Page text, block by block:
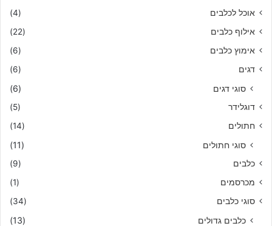
אוכל לכלבים
(4)
אילוף כלבים
(22)
אימוץ כלבים
(6)
דגים
(6)
סוגי דגים (6)
דוגלידר
(5)
חתולים
(14)
סוגי חתולים (11)
כלבים
(9)
מכרסמים
(1)
סוגי כלבים
(34)
כלבים גדולים
(13)